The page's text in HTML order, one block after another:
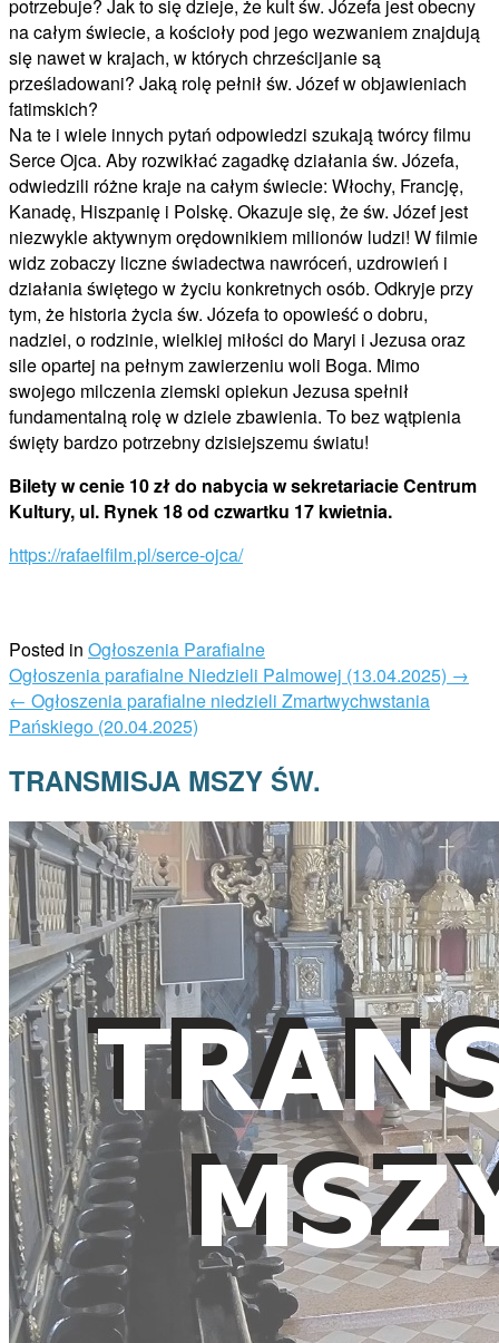
potrzebuje? Jak to się dzieje, że kult św. Józefa jest obecny
na całym świecie, a kościoły pod jego wezwaniem znajdują
się nawet w krajach, w których chrześcijanie są
prześladowani? Jaką rolę pełnił św. Józef w objawieniach
fatimskich?
Na te i wiele innych pytań odpowiedzi szukają twórcy filmu
Serce Ojca. Aby rozwikłać zagadkę działania św. Józefa,
odwiedzili różne kraje na całym świecie: Włochy, Francję,
Kanadę, Hiszpanię i Polskę. Okazuje się, że św. Józef jest
niezwykle aktywnym orędownikiem milionów ludzi! W filmie
widz zobaczy liczne świadectwa nawróceń, uzdrowień i
działania świętego w życiu konkretnych osób. Odkryje przy
tym, że historia życia św. Józefa to opowieść o dobru,
nadziei, o rodzinie, wielkiej miłości do Maryi i Jezusa oraz
sile opartej na pełnym zawierzeniu woli Boga. Mimo
swojego milczenia ziemski opiekun Jezusa spełnił
fundamentalną rolę w dziele zbawienia. To bez wątpienia
święty bardzo potrzebny dzisiejszemu światu!
Bilety w cenie 10 zł do nabycia w sekretariacie Centrum
Kultury, ul. Rynek 18 od czwartku 17 kwietnia.
https://rafaelfilm.pl/serce-ojca/
Posted in Ogłoszenia Parafialne
Post
navigation
Ogłoszenia parafialne Niedzieli Palmowej (13.04.2025) →
← Ogłoszenia parafialne niedzieli Zmartwychwstania
Pańskiego (20.04.2025)
TRANSMISJA MSZY ŚW.